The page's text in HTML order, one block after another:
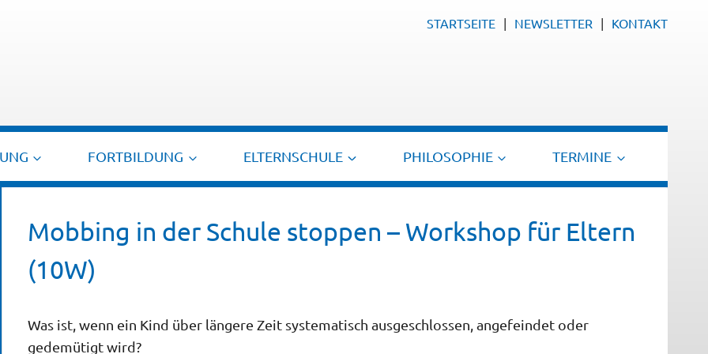
STARTSEITE NEWSLETTER KONTAKT
FORTBILDUNG ELTERNSCHULE PHILOSOPHIE TERMINE
Mobbing in der Schule stoppen – Workshop für Eltern
(10W)
Was ist, wenn ein Kind über längere Zeit systematisch ausgeschlossen, angefeindet oder
gedemütigt wird?